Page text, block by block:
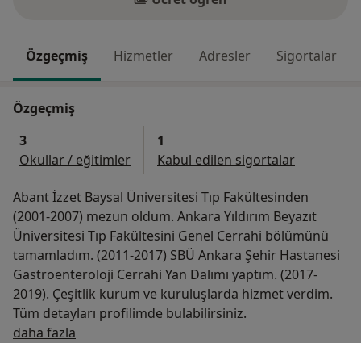
Özgeçmiş Hizmetler Adresler Sigortalar
Özgeçmiş
3
Okullar / eğitimler
1
Kabul edilen sigortalar
Abant İzzet Baysal Üniversitesi Tıp Fakültesinden
(2001-2007) mezun oldum. Ankara Yıldırım Beyazıt
Üniversitesi Tıp Fakültesini Genel Cerrahi bölümünü
tamamladım. (2011-2017) SBÜ Ankara Şehir Hastanesi
Gastroenteroloji Cerrahi Yan Dalımı yaptım. (2017-
2019). Çeşitlik kurum ve kuruluşlarda hizmet verdim.
Tüm detayları profilimde bulabilirsiniz.
daha fazla